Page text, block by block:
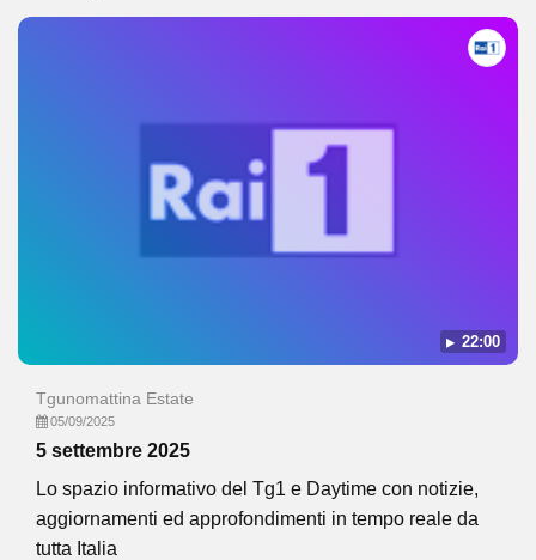
22:00
Tgunomattina Estate
05/09/2025
5 settembre 2025
Lo spazio informativo del Tg1 e Daytime con notizie,
aggiornamenti ed approfondimenti in tempo reale da
tutta Italia